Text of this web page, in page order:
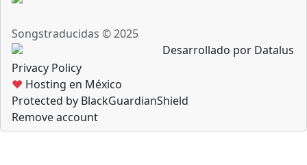
Songstraducidas © 2025
Desarrollado por Datalus
Privacy Policy
♥ Hosting en México
Protected by BlackGuardianShield
Remove account